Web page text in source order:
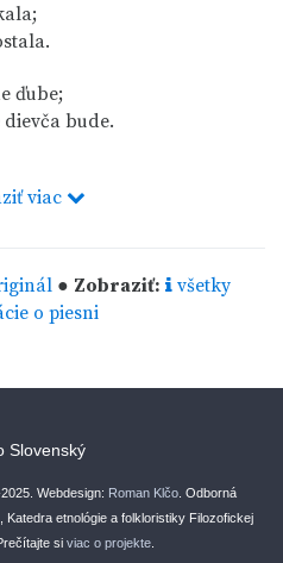
ďube;
bude.
viac
● Zobraziť: všetky
o piesni
Webdesign: Roman Klčo. Odborná
etnológie a folkloristiky Filozofickej
si viac o projekte.